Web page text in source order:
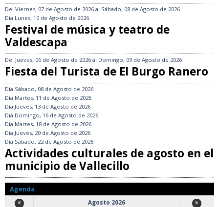
Del Viernes, 07 de Agosto de 2026 al Sábado, 08 de Agosto de 2026
Día Lunes, 10 de Agosto de 2026
Festival de música y teatro de
Valdescapa
Del Jueves, 06 de Agosto de 2026 al Domingo, 09 de Agosto de 2026
Fiesta del Turista de El Burgo Ranero
Día Sábado, 08 de Agosto de 2026
Día Martes, 11 de Agosto de 2026
Día Jueves, 13 de Agosto de 2026
Día Domingo, 16 de Agosto de 2026
Día Martes, 18 de Agosto de 2026
Día Jueves, 20 de Agosto de 2026
Día Sábado, 22 de Agosto de 2026
Actividades culturales de agosto en el
municipio de Vallecillo
Agenda
Agosto 2026